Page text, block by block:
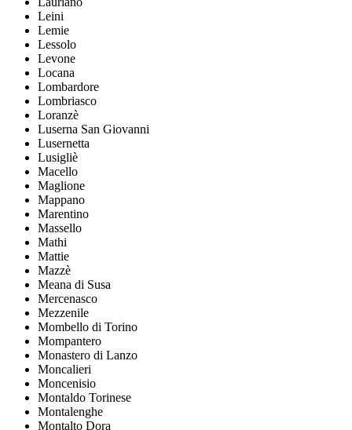
Leini
Lemie
Lessolo
Levone
Locana
Lombardore
Lombriasco
Loranzè
Luserna San Giovanni
Lusernetta
Lusigliè
Macello
Maglione
Mappano
Marentino
Massello
Mathi
Mattie
Mazzè
Meana di Susa
Mercenasco
Mezzenile
Mombello di Torino
Mompantero
Monastero di Lanzo
Moncalieri
Moncenisio
Montaldo Torinese
Montalenghe
Montalto Dora